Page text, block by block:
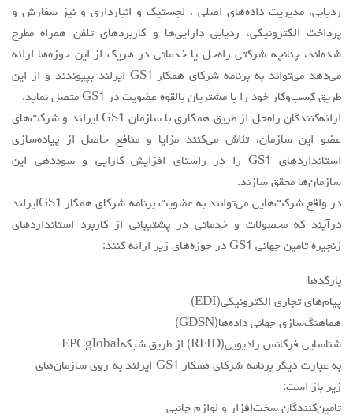
رديابي، مديريت داده‌هاي اصلي ، لجستيك و انبارداري و نيز سفارش و
پرداخت الكترونيكي، رديابي دارايي‌ها و كاربردهاي تلفن همراه مطرح
شده‌اند، چنانچه شركتي راه‌حل يا خدماتي در هريك از اين حوزه‌ها ارائه
مي‌دهد مي‌تواند به برنامه شركاي همكار GS1 ايرلند بپيوندند و از اين
طريق كسب‌و‌كار خود را با مشتريان بالقوه عضويت در GS1 متصل نمايد.
ارائه‌كنندگان راه‌حل از طريق همكاري با سازمان GS1 ايرلند و شركت‌هاي
عضو اين سازمان، تلاش مي‌كنند مزايا و منافع حاصل از پياده‌سازي
استانداردهاي GS1 را در راستاي افزايش كارايي و سوددهي اين
سازمان‌ها محقق سازند.
در واقع شركت‌هايي مي‌توانند به عضويت برنامه شركاي همكار GS1ايرلند
درآيند كه محصولات و خدماتي در پشتيباني از كاربرد استانداردهاي
زنجيره تامين جهاني GS1 در حوزه‌هاي زير ارائه كنند:
باركدها
پيام‌هاي تجاري الكترونيكي(EDI)
هماهنگ‌سازي جهاني داده‌ها(GDSN)
شناسايي فركانس راديويي(RFID) از طريق شبكهEPCglobal
به عبارت ديگر برنامه شركاي همكار GS1 ايرلند به روي سازمان‌هاي
زير باز است:
تامين‌كنندگان سخت‌افزار و لوازم جانبي